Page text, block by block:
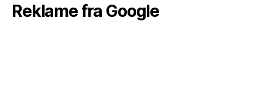
Reklame fra Google